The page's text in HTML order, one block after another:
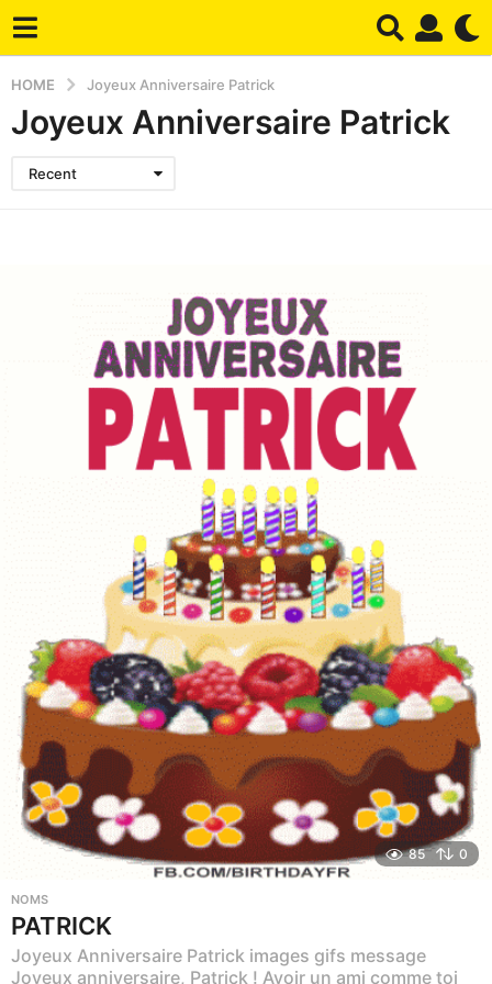
HOME Joyeux Anniversaire Patrick
Joyeux Anniversaire Patrick
Recent
85 0
NOMS
PATRICK
Joyeux Anniversaire Patrick images gifs message
Joyeux anniversaire, Patrick ! Avoir un ami comme toi